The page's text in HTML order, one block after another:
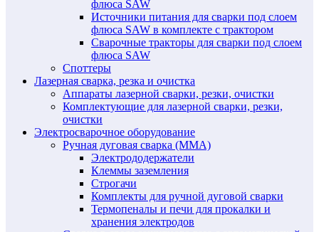
флюса SAW
Источники питания для сварки под слоем
флюса SAW в комплекте с трактором
Сварочные тракторы для сварки под слоем
флюса SAW
Споттеры
Лазерная сварка, резка и очистка
Аппараты лазерной сварки, резки, очистки
Комплектующие для лазерной сварки, резки,
очистки
Электросварочное оборудование
Ручная дуговая сварка (MMA)
Электрододержатели
Клеммы заземления
Строгачи
Комплекты для ручной дуговой сварки
Термопеналы и печи для прокалки и
хранения электродов